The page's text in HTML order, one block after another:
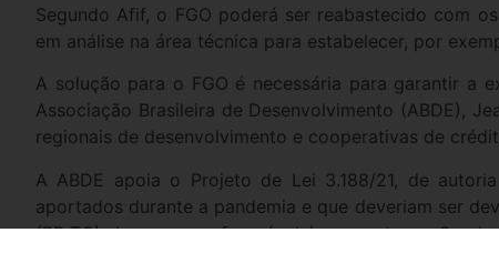
Segundo Afif, o FGO poderá ser reabastecido com
em análise na área técnica para estabelecer, por
A solução para o FGO é necessária para garantir a
Associação Brasileira de Desenvolvimento (ABDE),
regionais de desenvolvimento e cooperativas de
A ABDE apoia o Projeto de Lei 3.188/21, de
aportados durante a pandemia e que deveriam ser
(PP-TO) deu parecer favorável à proposta na